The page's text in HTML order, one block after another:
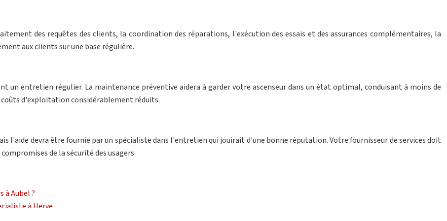
des requêtes des clients, la coordination des réparations, l'exécution des essais et des assurances complémentaires, la
aux clients sur une base régulière.
un entretien régulier. La maintenance préventive aidera à garder votre ascenseur dans un état optimal, conduisant à moins de
coûts d'exploitation considérablement réduits.
l'aide devra être fournie par un spécialiste dans l'entretien qui jouirait d'une bonne réputation. Votre fournisseur de services doit
de la sécurité des usagers.
à Aubel ?
à Herve